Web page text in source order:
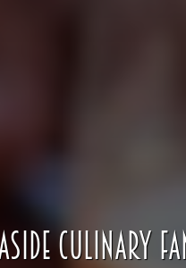
culinary